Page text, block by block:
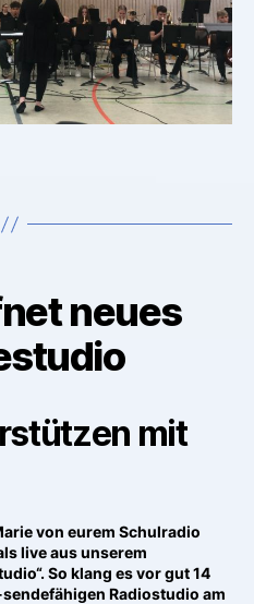
neues
mit
von eurem Schulradio
live aus unserem
So klang es vor gut 14
Radiostudio am